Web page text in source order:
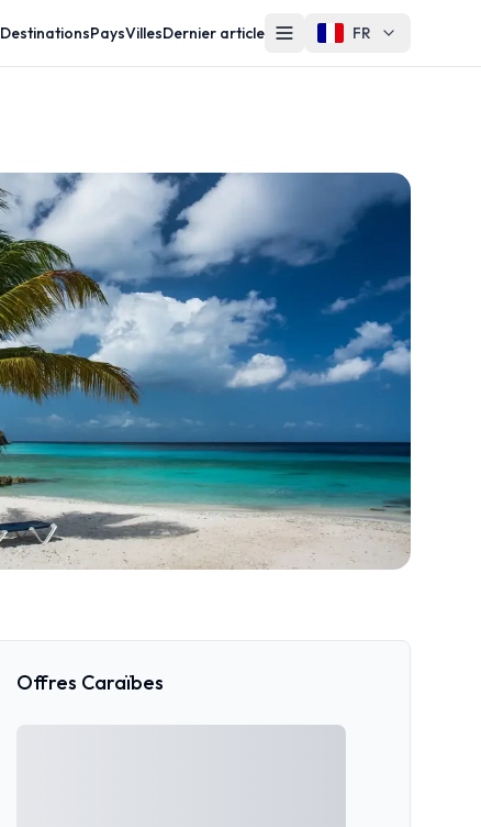
DestinationsPaysVillesDernier article FR
Offres Caraïbes